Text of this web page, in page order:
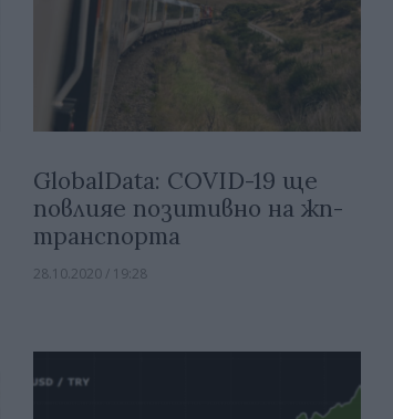
GlobalData: COVID-19 ще
повлияе позитивно на жп-
транспорта
28.10.2020 / 19:28